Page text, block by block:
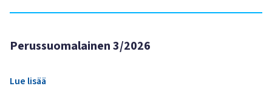
Perussuomalainen 3/2026
Lue lisää